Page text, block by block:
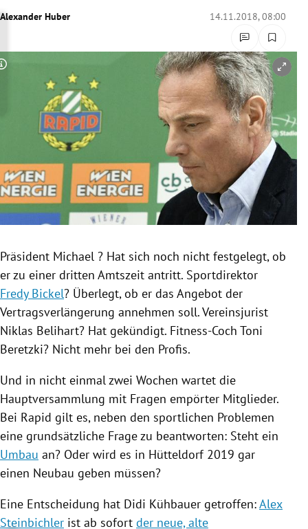
Untermenü
Untermenü
Untermenü
Untermenü
Untermenü
Untermenü
Untermenü
Alexander Huber 14.11.2018, 08:00
Copyright-Hinweis öffnen/schließen
Präsident Michael ? Hat sich noch nicht festgelegt, ob
er zu einer dritten Amtszeit antritt. Sportdirektor
Fredy Bickel? Überlegt, ob er das Angebot der
Vertragsverlängerung annehmen soll. Vereinsjurist
Niklas Belihart? Hat gekündigt. Fitness-Coch Toni
Beretzki? Nicht mehr bei den Profis.
Und in nicht einmal zwei Wochen wartet die
Hauptversammlung mit Fragen empörter Mitglieder.
Bei Rapid gilt es, neben den sportlichen Problemen
eine grundsätzliche Frage zu beantworten: Steht ein
Umbau an? Oder wird es in Hütteldorf2019 gar
einen Neubau geben müssen?
Eine Entscheidung hat Didi Kühbauer getroffen:Alex
Steinbichler ist ab sofort der neue, alte